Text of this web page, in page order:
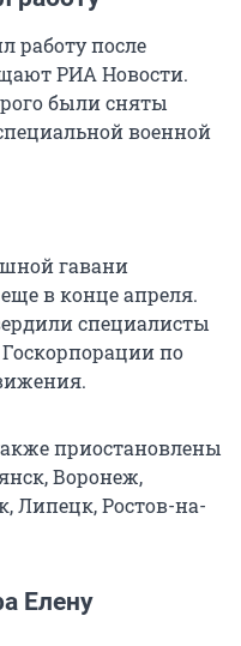
работу после
РИА Новости.
были сняты
военной
гавани
в конце апреля.
специалисты
по
приостановлены
Воронеж,
Липецк, Ростов-на-
Елену